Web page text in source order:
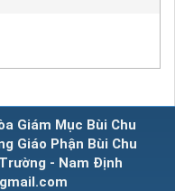
Giám Mục Bùi Chu
Giáo Phận Bùi Chu
- Nam Định